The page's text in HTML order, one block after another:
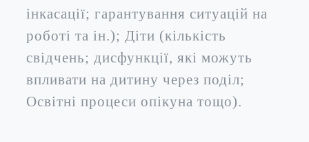
інкасації; гарантування ситуацій на
роботі та ін.); Діти (кількість
свідчень; дисфункції, які можуть
впливати на дитину через поділ;
Освітні процеси опікуна тощо).